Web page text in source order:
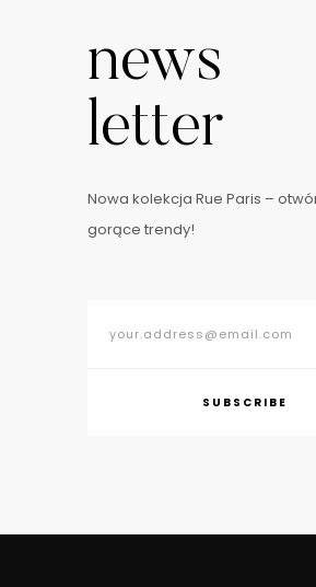
news
letter
Nowa kolekcja Rue Paris –
gorące trendy!
SUBSCRIBE